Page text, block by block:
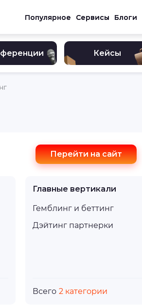
Популярное Сервисы Блоги
Кейсы
Перейти на сайт
Главные вертикали
Гемблинг и беттинг
Дэйтинг партнерки
Всего 2 категории